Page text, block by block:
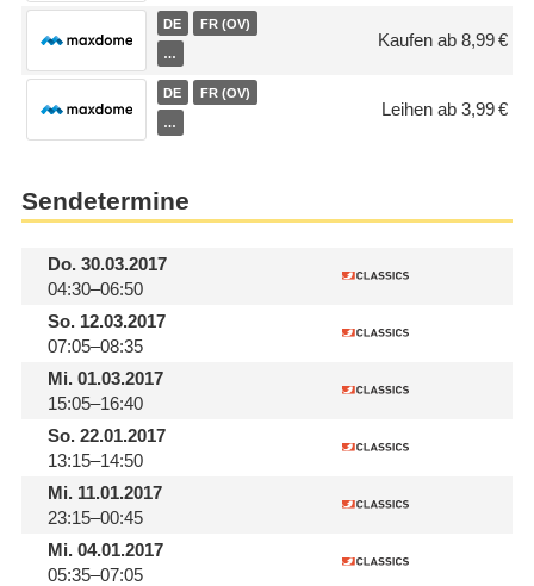
DE FR (OV)
…
Kaufen ab 8,99 €
DE FR (OV)
…
Leihen ab 3,99 €
Sendetermine
Do.30.03.2017
04:30–06:50
So.12.03.2017
07:05–08:35
Mi.01.03.2017
15:05–16:40
So.22.01.2017
13:15–14:50
Mi.11.01.2017
23:15–00:45
Mi.04.01.2017
05:35–07:05